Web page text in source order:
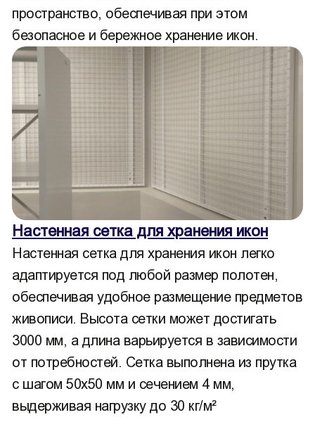
пространство, обеспечивая при этом
безопасное и бережное хранение икон.
Настенная сетка для хранения икон
Настенная сетка для хранения икон легко
адаптируется под любой размер полотен,
обеспечивая удобное размещение предметов
живописи. Высота сетки может достигать
3000 мм, а длина варьируется в зависимости
от потребностей. Сетка выполнена из прутка
с шагом 50х50 мм и сечением 4 мм,
выдерживая нагрузку до 30 кг/м²